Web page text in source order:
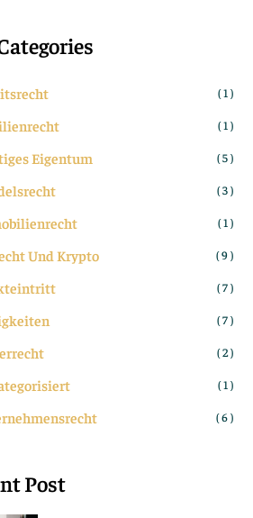
( 1 )
( 1 )
Eigentum ( 5 )
( 3 )
( 1 )
Und Krypto ( 9 )
( 7 )
( 7 )
( 2 )
( 1 )
( 6 )
Post